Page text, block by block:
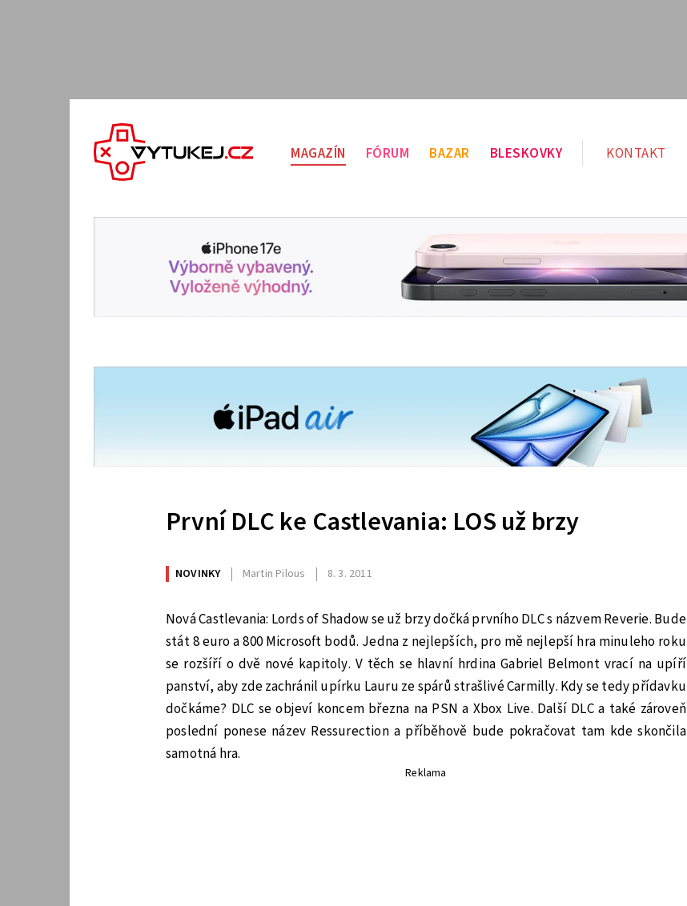
MAGAZÍN FÓRUM BAZAR BLESKOVKY KONTAKT
První DLC ke Castlevania: LOS už brzy
NOVINKY Martin Pilous 8. 3. 2011
Nová Castlevania: Lords of Shadow se už brzy dočká prvního DLC s názvem Reverie. Bude
stát 8 euro a 800 Microsoft bodů. Jedna z nejlepších, pro mě nejlepší hra minuleho roku
se rozšíří o dvě nové kapitoly. V těch se hlavní hrdina Gabriel Belmont vrací na upíří
panství, aby zde zachránil upírku Lauru ze spárů strašlivé Carmilly. Kdy se tedy přídavku
dočkáme? DLC se objeví koncem března na PSN a Xbox Live. Další DLC a také zároveň
poslední ponese název Ressurection a příběhově bude pokračovat tam kde skončila
samotná hra.
Reklama